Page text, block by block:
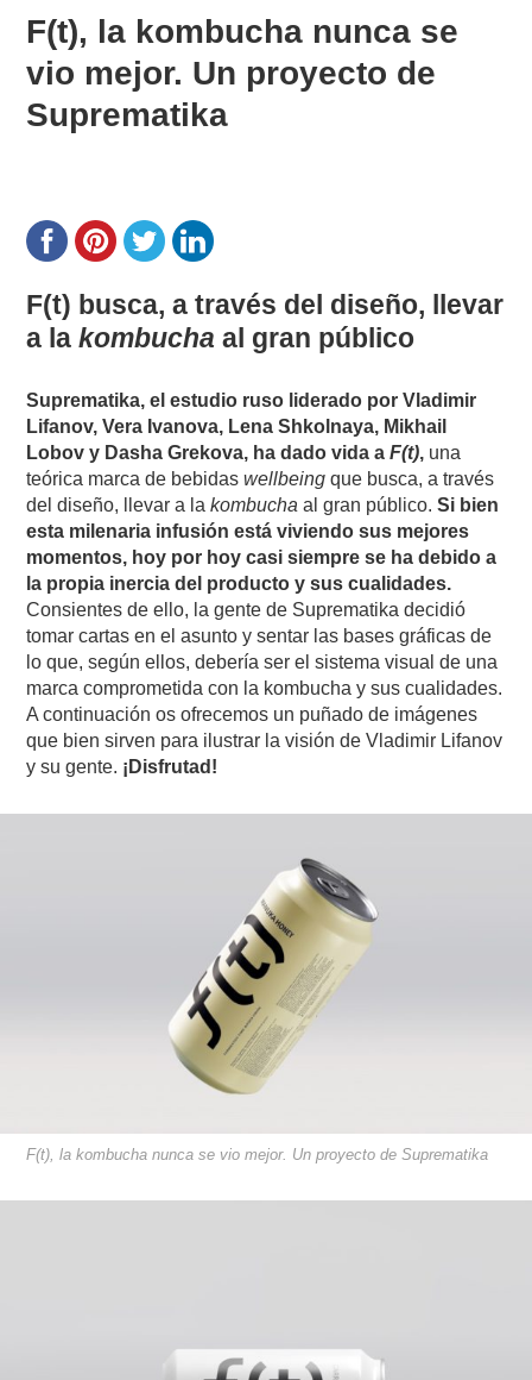
F(t), la kombucha nunca se
vio mejor. Un proyecto de
Suprematika
F(t) busca, a través del diseño, llevar
a lakombucha al gran público
Suprematika, el estudio ruso liderado por Vladimir
Lifanov, Vera Ivanova, Lena Shkolnaya, Mikhail
Lobov y Dasha Grekova, ha dado vida aF(t), una
teórica marca de bebidaswellbeing que busca, a través
del diseño, llevar a lakombucha al gran público. Si bien
esta milenaria infusión está viviendo sus mejores
momentos, hoy por hoy casi siempre se ha debido a
la propia inercia del producto y sus cualidades.
Consientes de ello, la gente de Suprematika decidió
tomar cartas en el asunto y sentar las bases gráficas de
lo que, según ellos, debería ser el sistema visual de una
marca comprometida con la kombucha y sus cualidades.
A continuación os ofrecemos un puñado de imágenes
que bien sirven para ilustrar la visión de Vladimir Lifanov
y su gente. ¡Disfrutad!
F(t), la kombucha nunca se vio mejor. Un proyecto de Suprematika